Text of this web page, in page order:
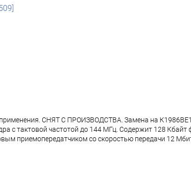
СНЯТ С ПРОИЗВОДСТВА. Замена на
с тактовой частотой до 144 МГц. Содержит 128
приемопередатчиком со скоростью передачи 12